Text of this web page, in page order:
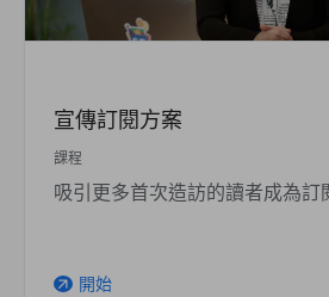
宣傳訂閱方案
課程
吸引更多首次造訪的讀者成為訂
arrow_outward 開始